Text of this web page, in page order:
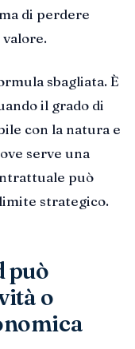
di perdere
sbagliata. È
il grado di
con la natura e
serve una
può
strategico.
può
o